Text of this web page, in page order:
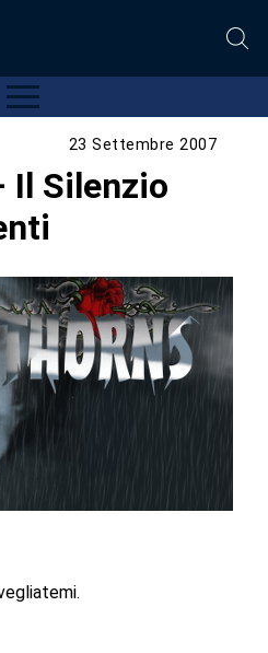
23 Settembre 2007
Il Silenzio